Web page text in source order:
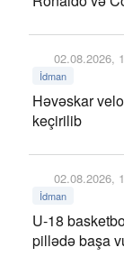
02.08.2026,
İdman
Həvəskar
keçirilib
02.08.2026,
İdman
U-18
pillədə başa